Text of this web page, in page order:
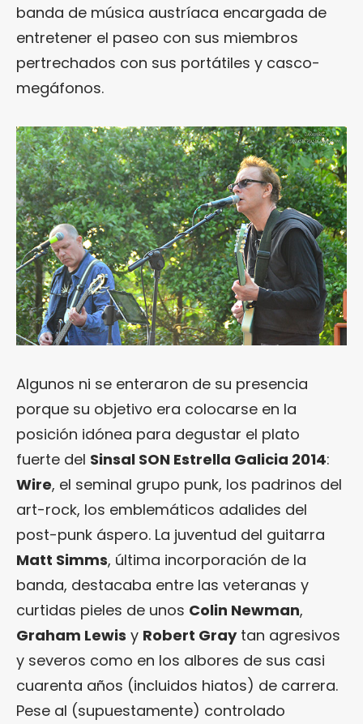
banda de música austríaca encargada de
entretener el paseo con sus miembros
pertrechados con sus portátiles y casco-
megáfonos.
Algunos ni se enteraron de su presencia
porque su objetivo era colocarse en la
posición idónea para degustar el plato
fuerte del Sinsal SON Estrella Galicia 2014:
Wire, el seminal grupo punk, los padrinos del
art-rock, los emblemáticos adalides del
post-punk áspero. La juventud del guitarra
Matt Simms, última incorporación de la
banda, destacaba entre las veteranas y
curtidas pieles de unos Colin Newman,
Graham Lewis y Robert Graytan agresivos
y severos como en los albores de sus casi
cuarenta años (incluidos hiatos) de carrera.
Pese al (supuestamente) controlado